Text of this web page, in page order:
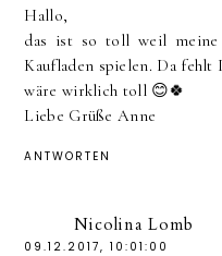
Hallo,
das ist so toll weil
Kaufladen spielen. Da fehlt
wäre wirklich toll 😊🍀
Liebe Grüße Anne
ANTWORTEN
Nicolina Lomb
09.12.2017, 10:01:00